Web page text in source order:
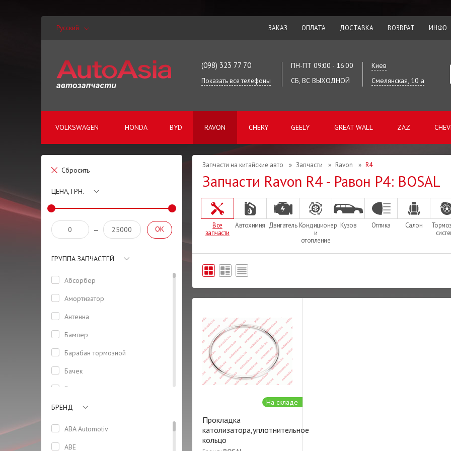
Русский ЗАКАЗ ОПЛАТА ДОСТАВКА ВОЗВРАТ ИНФО
(098) 323 77 70
Показать все телефоны
ПН-ПТ 09:00 - 16:00
СБ, ВС ВЫХОДНОЙ
Киев
Смелянская, 10 а
VOLKSWAGEN HONDA BYD RAVON CHERY GEELY GREAT WALL ZAZ
Сбросить
ЦЕНА, ГРН.
— OK
ГРУППА ЗАПЧАСТЕЙ
Абсорбер
Амортизатор
Антенна
Бампер
Барабан тормозной
Бачек
Боковая панель кузова
Болт
Болт ГБЦ
Вентилятор
БРЕНД
ABA Automotiv
ABE
Запчасти на китайские авто » Запчасти » Ravon » R4
Запчасти Ravon R4 - Равон Р4: BOSAL
Все
запчасти
Автохимия Двигатель Кондиционер
и
отопление
Кузов Оптика Салон
На складе
Прокладка
католизатора,уплотнительное
кольцо